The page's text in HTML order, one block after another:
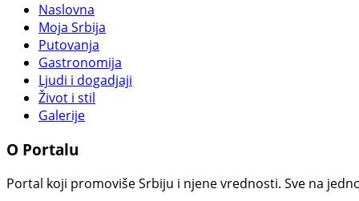
Naslovna
Moja Srbija
Putovanja
Gastronomija
Ljudi i dogadjaji
Život i stil
Galerije
O Portalu
Portal koji promoviše Srbiju i njene vrednosti. Sve na